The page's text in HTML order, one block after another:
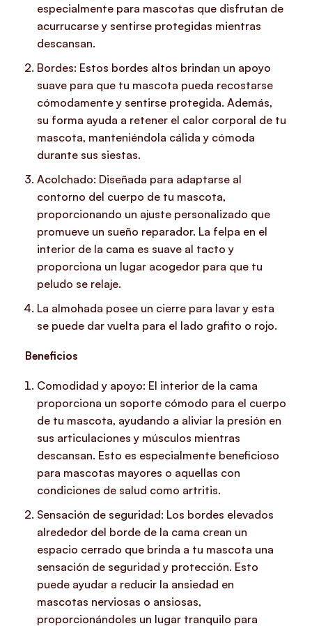
especialmente para mascotas que disfrutan de
acurrucarse y sentirse protegidas mientras
descansan.
Bordes: Estos bordes altos brindan un apoyo
suave para que tu mascota pueda recostarse
cómodamente y sentirse protegida. Además,
su forma ayuda a retener el calor corporal de tu
mascota, manteniéndola cálida y cómoda
durante sus siestas.
Acolchado: Diseñada para adaptarse al
contorno del cuerpo de tu mascota,
proporcionando un ajuste personalizado que
promueve un sueño reparador. La felpa en el
interior de la cama es suave al tacto y
proporciona un lugar acogedor para que tu
peludo se relaje.
La almohada posee un cierre para lavar y esta
se puede dar vuelta para el lado grafito o rojo.
Beneficios
Comodidad y apoyo: El interior de la cama
proporciona un soporte cómodo para el cuerpo
de tu mascota, ayudando a aliviar la presión en
sus articulaciones y músculos mientras
descansan. Esto es especialmente beneficioso
para mascotas mayores o aquellas con
condiciones de salud como artritis.
Sensación de seguridad: Los bordes elevados
alrededor del borde de la cama crean un
espacio cerrado que brinda a tu mascota una
sensación de seguridad y protección. Esto
puede ayudar a reducir la ansiedad en
mascotas nerviosas o ansiosas,
proporcionándoles un lugar tranquilo para